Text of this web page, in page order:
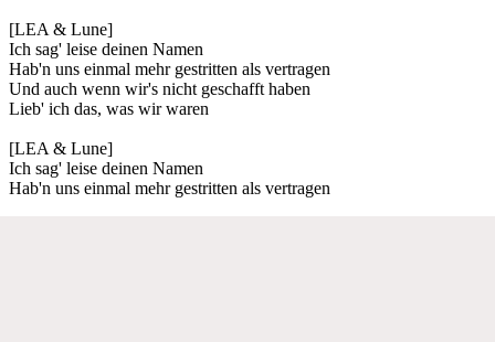
[LEA & Lune]
Ich sag' leise deinen Namen
Hab'n uns einmal mehr gestritten als vertragen
Und auch wenn wir's nicht geschafft haben
Lieb' ich das, was wir waren
[LEA & Lune]
Ich sag' leise deinen Namen
Hab'n uns einmal mehr gestritten als vertragen